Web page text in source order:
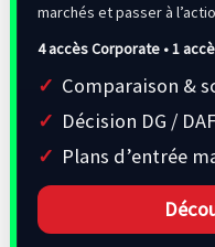
marchés et passer à
4 accès Corporate • 1
Comparaison &
Décision DG /
Plans d’entrée